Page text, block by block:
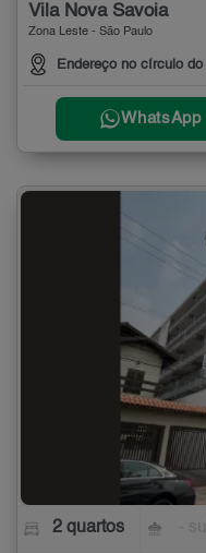
Vila Nova Savoia
Zona Leste - São Paulo
Endereço no círculo do
WhatsApp
2 quartos